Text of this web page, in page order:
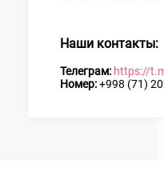
Наши контакты:
Телеграм: https://
Номер:+998 (71)